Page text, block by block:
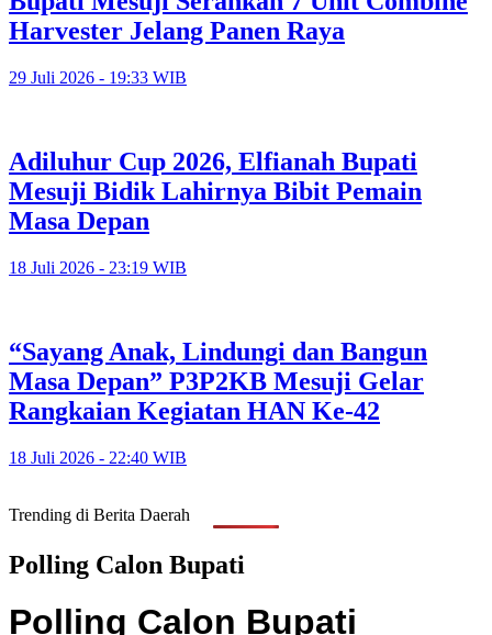
Harvester Jelang Panen Raya
29 Juli 2026 - 19:33 WIB
Adiluhur Cup 2026, Elfianah Bupati
Mesuji Bidik Lahirnya Bibit Pemain
Masa Depan
18 Juli 2026 - 23:19 WIB
“Sayang Anak, Lindungi dan Bangun
Masa Depan” P3P2KB Mesuji Gelar
Rangkaian Kegiatan HAN Ke-42
18 Juli 2026 - 22:40 WIB
Trending di Berita Daerah
Polling Calon Bupati